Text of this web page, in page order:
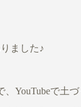
ました♪
YouTubeで土